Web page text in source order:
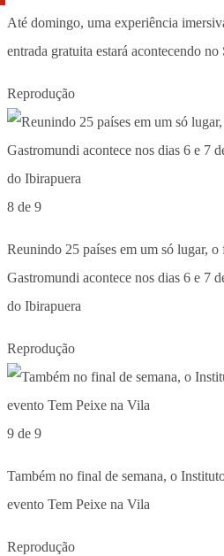
Até domingo, uma experiência
entrada gratuita estará acontecendo
Reprodução
8 de 9
Reunindo 25 países em um só lugar,
Gastromundi acontece nos dias 6 e 7
do Ibirapuera
Reprodução
9 de 9
Também no final de semana, o
evento Tem Peixe na Vila
Reprodução